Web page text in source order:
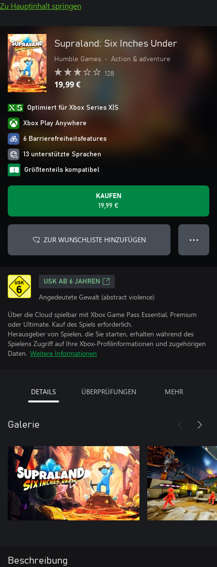
Zu Hauptinhalt springen
Supraland: Six Inches Under
Humble Games • Action & adventure
128
19,99 €
Optimiert für Xbox Series X|S
Xbox Play Anywhere
6 Barrierefreiheitsfeatures
13 unterstützte Sprachen
Größtenteils kompatibel
KAUFEN
19,99 €
ZUR WUNSCHLISTE HINZUFÜGEN ● ● ●
USK AB 6 JAHREN
Angedeutete Gewalt (abstract violence)
Über die Cloud spielbar mit Xbox Game Pass Essential, Premium
oder Ultimate. Kauf des Spiels erforderlich.
Herausgeber von Spielen, die Sie starten, erhalten während des
Spielens Zugriff auf Ihre Xbox-Profilinformationen und zugehörigen
Daten. Weitere Informationen
DETAILS ÜBERPRÜFUNGEN MEHR
Galerie
Beschreibung